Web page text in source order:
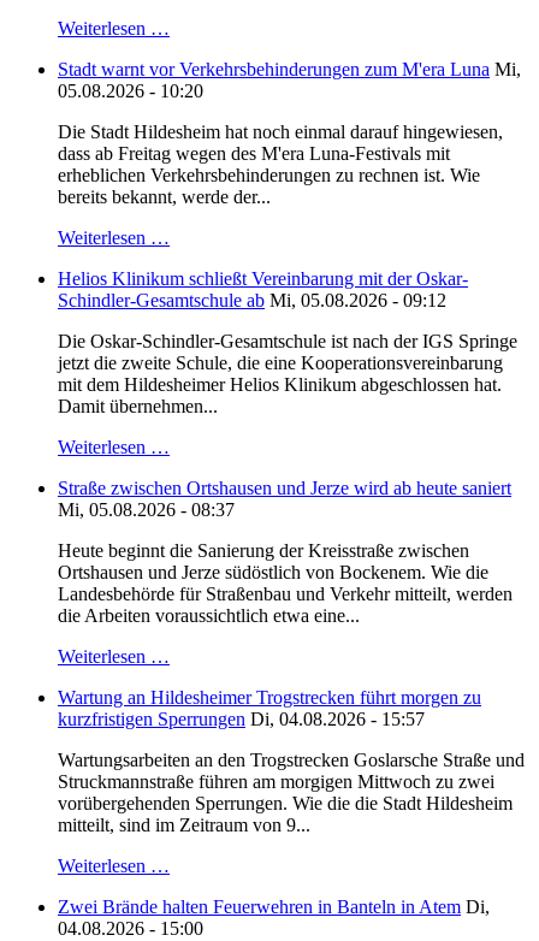
Weiterlesen …
Stadt warnt vor Verkehrsbehinderungen zum M'era Luna Mi,
05.08.2026 - 10:20
Die Stadt Hildesheim hat noch einmal darauf hingewiesen,
dass ab Freitag wegen des M'era Luna-Festivals mit
erheblichen Verkehrsbehinderungen zu rechnen ist. Wie
bereits bekannt, werde der...
Weiterlesen …
Helios Klinikum schließt Vereinbarung mit der Oskar-
Schindler-Gesamtschule ab Mi, 05.08.2026 - 09:12
Die Oskar-Schindler-Gesamtschule ist nach der IGS Springe
jetzt die zweite Schule, die eine Kooperationsvereinbarung
mit dem Hildesheimer Helios Klinikum abgeschlossen hat.
Damit übernehmen...
Weiterlesen …
Straße zwischen Ortshausen und Jerze wird ab heute saniert
Mi, 05.08.2026 - 08:37
Heute beginnt die Sanierung der Kreisstraße zwischen
Ortshausen und Jerze südöstlich von Bockenem. Wie die
Landesbehörde für Straßenbau und Verkehr mitteilt, werden
die Arbeiten voraussichtlich etwa eine...
Weiterlesen …
Wartung an Hildesheimer Trogstrecken führt morgen zu
kurzfristigen Sperrungen Di, 04.08.2026 - 15:57
Wartungsarbeiten an den Trogstrecken Goslarsche Straße und
Struckmannstraße führen am morgigen Mittwoch zu zwei
vorübergehenden Sperrungen. Wie die die Stadt Hildesheim
mitteilt, sind im Zeitraum von 9...
Weiterlesen …
Zwei Brände halten Feuerwehren in Banteln in Atem Di,
04.08.2026 - 15:00